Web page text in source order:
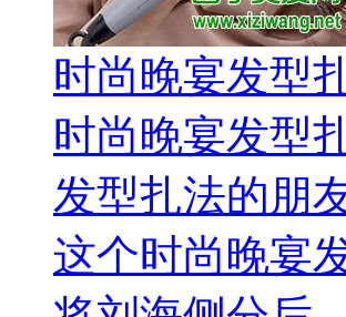
时尚晚宴发型
时尚晚宴发型
发型扎法的朋
这个时尚晚宴